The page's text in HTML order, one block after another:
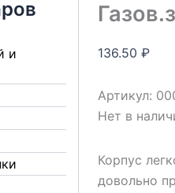
и
136.50 ₽
Артикул:
Нет в
Корпус
довольно